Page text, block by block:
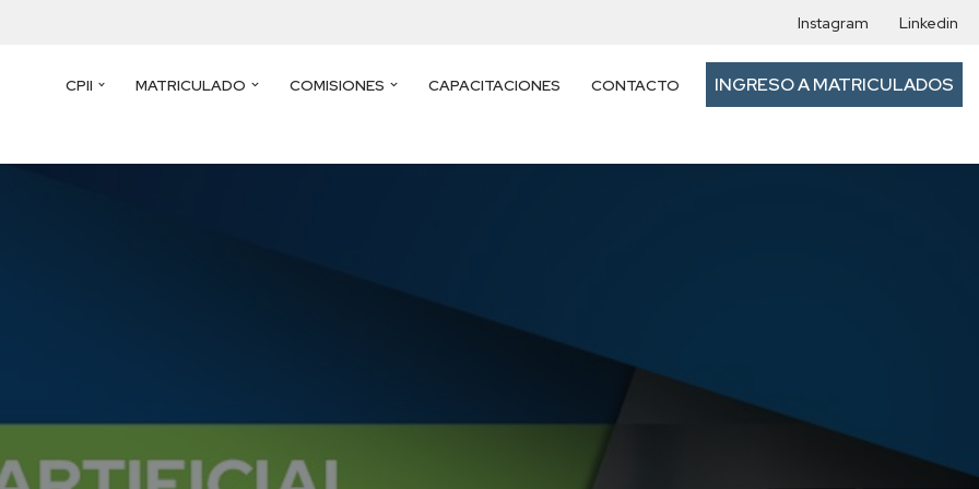
Instagram Linkedin
CPII MATRICULADO COMISIONES CAPACITACIONES CONTACTO INGRESO A MATRICULADOS